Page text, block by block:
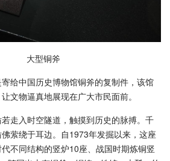
大型铜斧
给中国历史博物馆铜斧的复制件，该馆
文物逼真地展现在广大市民面前。
走入时空隧道，触摸到历史的脉搏。千
萦绕于耳边。自1973年发掘以来，这座
不同结构的竖炉10座、战国时期炼铜竖